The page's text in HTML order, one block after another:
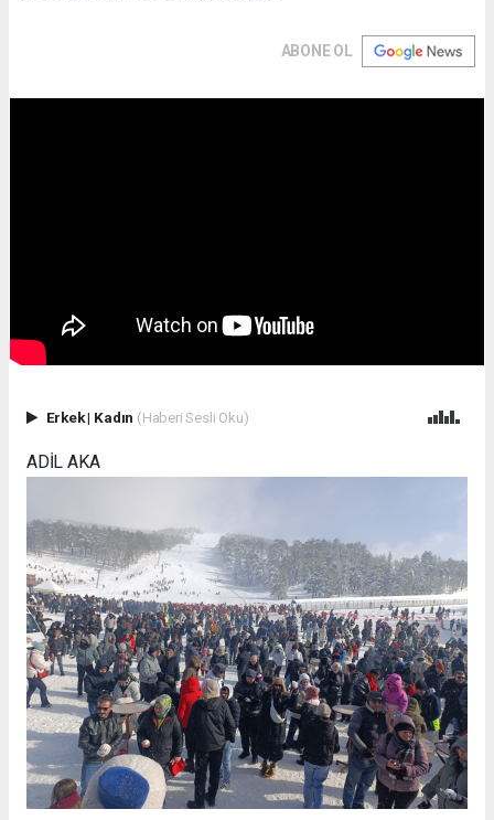
ABONE OL
Erkek| Kadın (Haberi Sesli Oku)
ADİL AKA